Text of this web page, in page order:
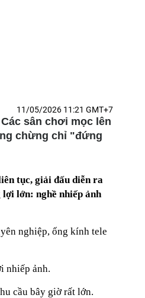
11/05/2026 11:21 GMT+7
sân chơi mọc lên
chừng chỉ "đứng
tục, giải đấu diễn ra
lớn: nghề nhiếp ảnh
nghiệp, ống kính tele
nhiếp ảnh.
cầu bây giờ rất lớn.